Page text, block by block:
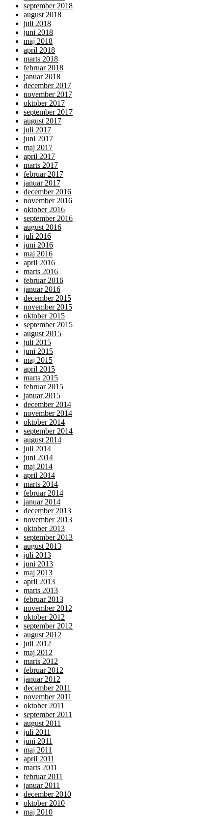
september 2018
august 2018
juli 2018
juni 2018
maj 2018
april 2018
marts 2018
februar 2018
januar 2018
december 2017
november 2017
oktober 2017
september 2017
august 2017
juli 2017
juni 2017
maj 2017
april 2017
marts 2017
februar 2017
januar 2017
december 2016
november 2016
oktober 2016
september 2016
august 2016
juli 2016
juni 2016
maj 2016
april 2016
marts 2016
februar 2016
januar 2016
december 2015
november 2015
oktober 2015
september 2015
august 2015
juli 2015
juni 2015
maj 2015
april 2015
marts 2015
februar 2015
januar 2015
december 2014
november 2014
oktober 2014
september 2014
august 2014
juli 2014
juni 2014
maj 2014
april 2014
marts 2014
februar 2014
januar 2014
december 2013
november 2013
oktober 2013
september 2013
august 2013
juli 2013
juni 2013
maj 2013
april 2013
marts 2013
februar 2013
november 2012
oktober 2012
september 2012
august 2012
juli 2012
maj 2012
marts 2012
februar 2012
januar 2012
december 2011
november 2011
oktober 2011
september 2011
august 2011
juli 2011
juni 2011
maj 2011
april 2011
marts 2011
februar 2011
januar 2011
december 2010
oktober 2010
maj 2010